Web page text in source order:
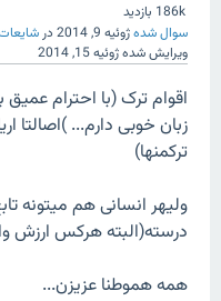
186k بازدید
سوال شدهژوئیه 9, 2014 در
ویرایش شدهژوئیه 15, 2014
اقوام ترک (با احترام
زبان خوبی دارم... )اصالتا
ترکمنها)
ولیهر انسانی هم میتونه
درسته(البته هرکس ارزش
همه هموطنا عزیزن...